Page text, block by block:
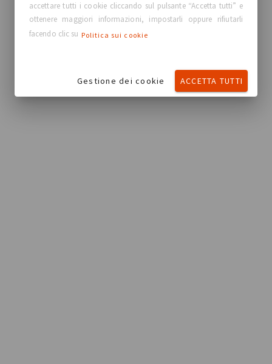
accettare tutti i cookie cliccando sul pulsante “Accetta tutti” e
ottenere maggiori informazioni, impostarli oppure rifiutarli
facendo clic su Politica sui cookie
Gestione dei cookie ACCETTA TUTTI